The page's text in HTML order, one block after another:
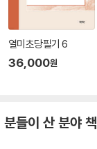
열미초당필기 6
36,000원
들이 산 분야 책